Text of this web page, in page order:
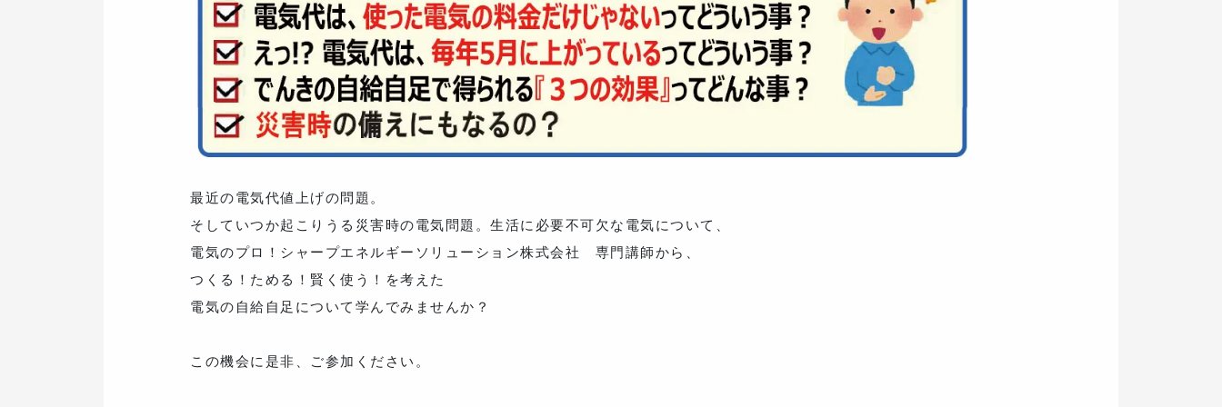
最近の電気代値上げの問題。
そしていつか起こりうる災害時の電気問題。生活に必要不可欠な電気について、
電気のプロ！シャープエネルギーソリューション株式会社 専門講師から、
つくる！ためる！賢く使う！を考えた
電気の自給自足について学んでみませんか？
この機会に是非、ご参加ください。